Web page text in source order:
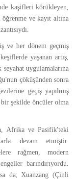
kaşifleri körükleyen,
ve kayıt altına
ve her dönem geçmiş
yaşanan artış,
uygulamalarına
çöküşünden sonra
geçiş yapılmış
şekilde öncüler olma
Afrika ve Pasifik'teki
devam etmiştir.
rağmen, modern
barındırıyordu.
da; Xuanzang (Çinli